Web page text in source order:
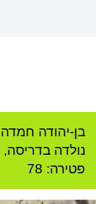
בן-יהודה חמדה
נולדה בדריסה,
פטירה: 78